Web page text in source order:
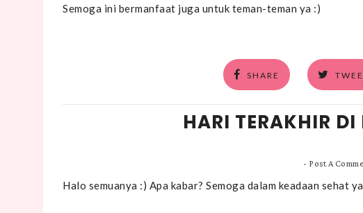
Semoga ini bermanfaat juga untuk teman-teman ya :)
SHARE
HARI TERAKHIR
- Post A
Halo semuanya :) Apa kabar? Semoga dalam keadaan sehat